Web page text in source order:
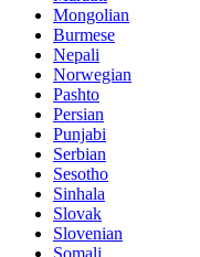
Mongolian
Burmese
Nepali
Norwegian
Pashto
Persian
Punjabi
Serbian
Sesotho
Sinhala
Slovak
Slovenian
Somali